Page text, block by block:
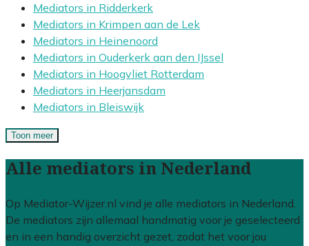
Mediators in Ridderkerk
Mediators in Krimpen aan de Lek
Mediators in Heinenoord
Mediators in Ouderkerk aan den IJssel
Mediators in Hoogvliet Rotterdam
Mediators in Heerjansdam
Mediators in Bleiswijk
Toon meer
Alle mediators in Nederland
Op Mediator-Wijzer.nl vind je alle mediators in Nederland.
De mediators zijn allemaal handmatig voor je geselecteerd
en in een handig overzicht gezet, zodat het voor jou